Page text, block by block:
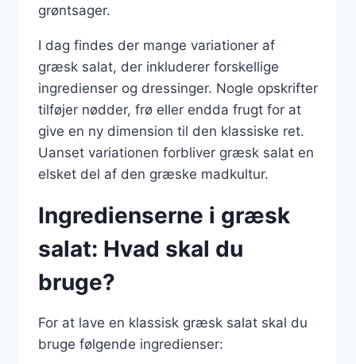
grøntsager.
I dag findes der mange variationer af
græsk salat, der inkluderer forskellige
ingredienser og dressinger. Nogle opskrifter
tilføjer nødder, frø eller endda frugt for at
give en ny dimension til den klassiske ret.
Uanset variationen forbliver græsk salat en
elsket del af den græske madkultur.
Ingredienserne i græsk
salat: Hvad skal du
bruge?
For at lave en klassisk græsk salat skal du
bruge følgende ingredienser: